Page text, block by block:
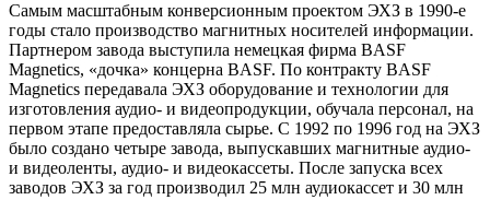
Самым масштабным конверсионным проектом ЭХЗ в 1990-е
годы стало производство магнитных носителей информации.
Партнером завода выступила немецкая фирма BASF
Magnetics, «дочка» концерна BASF. По контракту BASF
Magnetics передавала ЭХЗ оборудование и технологии для
изготовления аудио- и видеопродукции, обучала персонал, на
первом этапе предоставляла сырье. C 1992 по 1996 год на ЭХЗ
было создано четыре завода, выпускавших магнитные аудио-
и видеоленты, аудио- и видеокассеты. После запуска всех
заводов ЭХЗ за год производил 25 млн аудиокассет и 30 млн